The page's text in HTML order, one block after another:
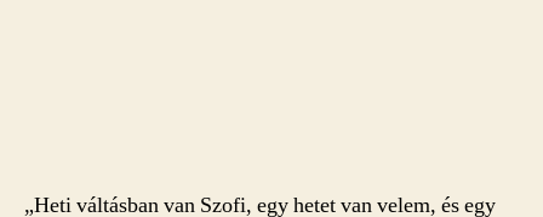
„Heti váltásban van Szofi, egy hetet van velem, és egy